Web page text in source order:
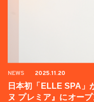
NEWS 2025.11.20
日本初「ELLE SPA」
ヌ プレミア』にオー